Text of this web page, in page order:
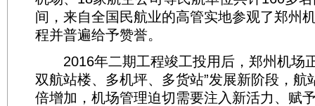
间，来自全国民航业的高管实地参观了郑州
程并普遍给予赞誉。
2016年二期工程竣工投用后，郑州机场
双航站楼、多机坪、多货站”发展新阶段，航
倍增加，机场管理迫切需要注入新活力、赋